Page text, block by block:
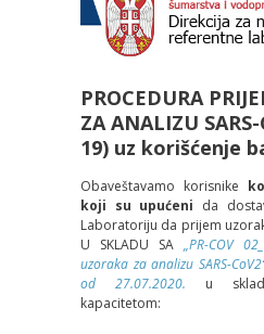
PROCEDURA
ZA ANALIZU
19) uz korišćenje
Obaveštavamo korisnike
koji su upućeni da
Laboratoriju da prijem
U SKLADU SA „PR-COV
uzoraka za analizu SARS-
od 27.07.2020.
u
kapacitetom: